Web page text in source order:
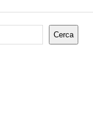
Cerca